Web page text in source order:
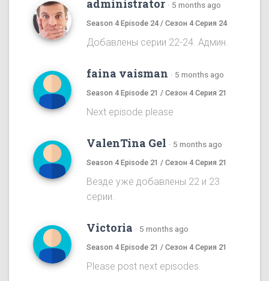
administrator · 5 months ago
Season 4 Episode 24 / Сезон 4 Серия 24
Добавлены серии 22-24. Админ.
faina vaisman · 5 months ago
Season 4 Episode 21 / Сезон 4 Серия 21
Next episode please
ValenTina Gel · 5 months ago
Season 4 Episode 21 / Сезон 4 Серия 21
Везде уже добавлены 22 и 23
серии.
Victoria · 5 months ago
Season 4 Episode 21 / Сезон 4 Серия 21
Please post next episodes.